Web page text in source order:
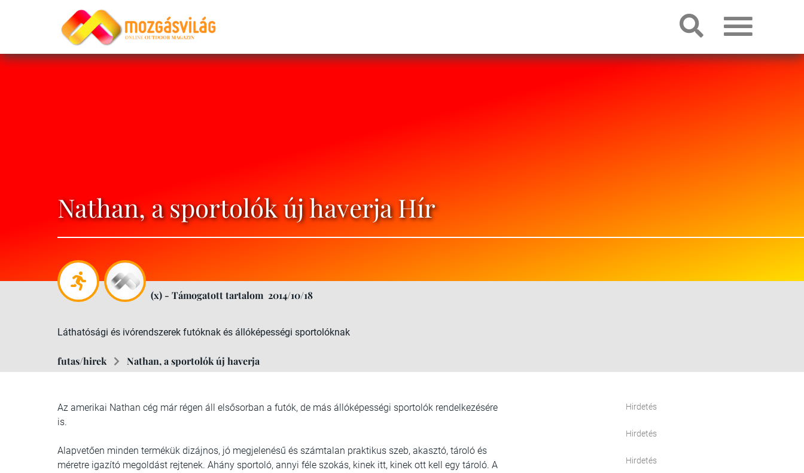
Nathan, a sportolók új haverja Hír
(x) - Támogatott tartalom 2014/10/18
Láthatósági és ivórendszerek futóknak és állóképességi sportolóknak
futas/hirek Nathan, a sportolók új haverja
Az amerikai Nathan cég már régen áll elsősorban a futók, de más állóképességi sportolók rendelkezésére
is.
Alapvetően minden termékük dizájnos, jó megjelenésű és számtalan praktikus szeb, akasztó, tároló és
méretre igazító megoldást rejtenek. Ahány sportoló, annyi féle szokás, kinek itt, kinek ott kell egy tároló. A
Hirdetés
Hirdetés
Hirdetés